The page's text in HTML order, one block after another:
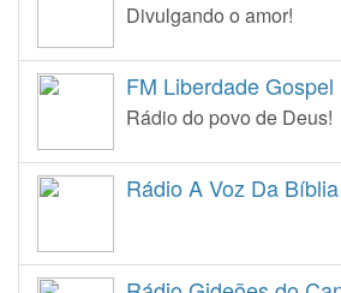
Divulgando o amor!
FM Liberdade Gospel
Rádio do povo de Deus!
Rádio A Voz Da Bíblia